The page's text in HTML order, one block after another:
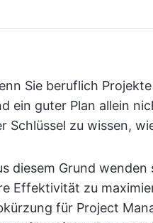
Sie beruflich
ein guter Plan allein
Schlüssel zu wissen,
diesem Grund
Effektivität zu
für Project